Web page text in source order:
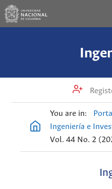
You are in:
Ingeniería e
Vol. 44 No. 2